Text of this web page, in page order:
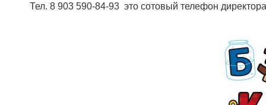
Тел. 8 903 590-84-93 это сотовый телефон